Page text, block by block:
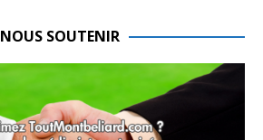
NOUS SOUTENIR